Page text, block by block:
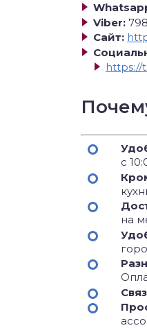
Viber:
Сайт:
https://
с
на